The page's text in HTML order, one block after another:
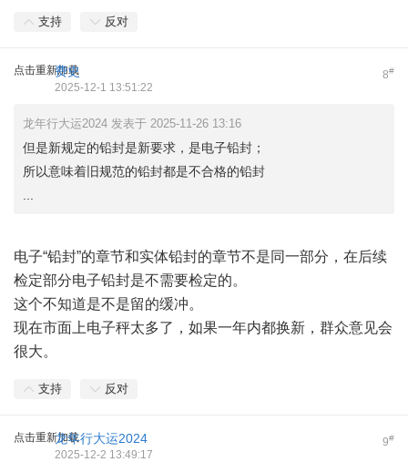
支持 反对
点击重新加载 8#
费史
2025-12-1 13:51:22
龙年行大运2024 发表于 2025-11-26 13:16
但是新规定的铅封是新要求，是电子铅封；
所以意味着旧规范的铅封都是不合格的铅封
电子“铅封”的章节和实体铅封的章节不是同一部分，在后续
检定部分电子铅封是不需要检定的。
这个不知道是不是留的缓冲。
现在市面上电子秤太多了，如果一年内都换新，群众意见会
很大。
支持 反对
点击重新加载 9#
龙年行大运2024
2025-12-2 13:49:17